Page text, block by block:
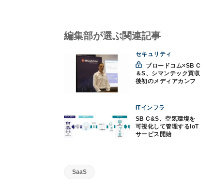
編集部が選ぶ関連記事
セキュリティ
＆S、シマンテック買収
後初のメディアカンフ
ITインフラ
SB C&S、空気環境を
可視化して管理するIoT
サービス開始
SaaS